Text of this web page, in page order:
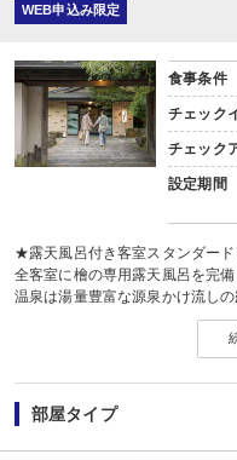
WEB申込み限定
食事条件
チェック
チェック
設定期間
★露天風呂付き客室スタンダー
全客室に檜の専用露天風呂を完備
温泉は湯量豊富な源泉かけ流し
湯三昧もお愉しみいただけます
-選べるご夕食-
趣の異なる２種類の料理から当
【お食事処花鳥】季節の食材を
【お食事処風月】和牛しゃぶし
部屋タイプ